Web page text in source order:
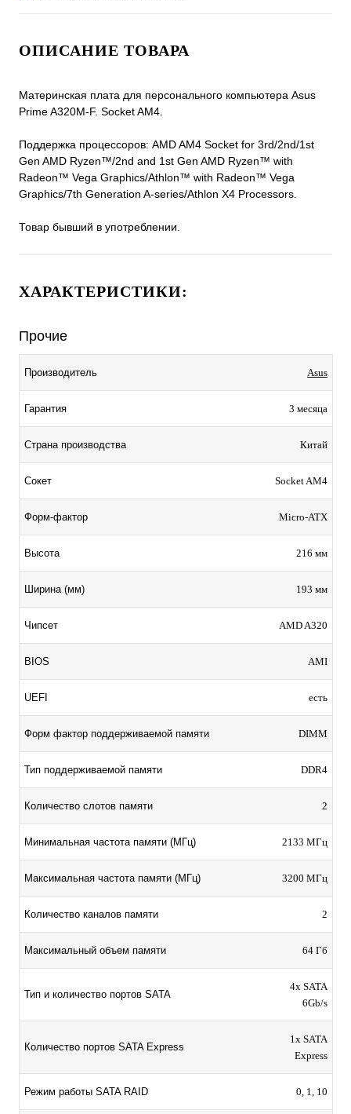
ОПИСАНИЕ ТОВАРА
Материнская плата для персонального компьютера Asus
Prime A320M-F. Socket AM4.
Поддержка процессоров: AMD AM4 Socket for 3rd/2nd/1st
Gen AMD Ryzen™/2nd and 1st Gen AMD Ryzen™ with
Radeon™ Vega Graphics/Athlon™ with Radeon™ Vega
Graphics/7th Generation A-series/Athlon X4 Processors.
Товар бывший в употреблении.
ХАРАКТЕРИСТИКИ:
Прочие
Производитель Asus
Гарантия 3 месяца
Страна производства Китай
Сокет Socket AM4
Форм-фактор Micro-ATX
Высота 216 мм
Ширина (мм) 193 мм
Чипсет AMD A320
BIOS AMI
UEFI есть
Форм фактор поддерживаемой памяти DIMM
Тип поддерживаемой памяти DDR4
Количество слотов памяти 2
Минимальная частота памяти (МГц) 2133 МГц
Максимальная частота памяти (МГц) 3200 МГц
Количество каналов памяти 2
Максимальный объем памяти 64 Гб
Тип и количество портов SATA
4x SATA
6Gb/s
Количество портов SATA Express
1x SATA
Express
Режим работы SATA RAID 0, 1, 10